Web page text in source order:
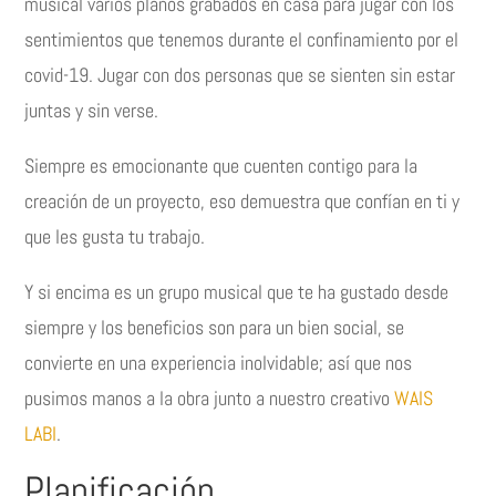
sentimientos que tenemos durante el confinamiento por el
covid-19. Jugar con dos personas que se sienten sin estar
juntas y sin verse.
Siempre es emocionante que cuenten contigo para la
creación de un proyecto, eso demuestra que confían en ti y
que les gusta tu trabajo.
Y si encima es un grupo musical que te ha gustado desde
siempre y los beneficios son para un bien social, se
convierte en una experiencia inolvidable; así que nos
pusimos manos a la obra junto a nuestro creativoWAIS
LABI.